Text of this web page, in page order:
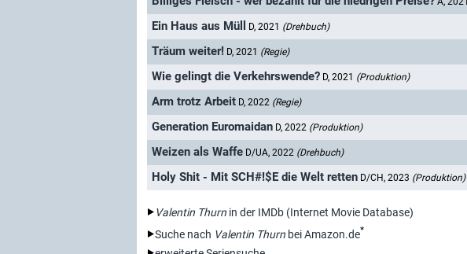
Ein Haus aus Müll D, 2021 (Drehbuch)
Träum weiter! D, 2021 (Regie)
Wie gelingt die Verkehrswende? D, 2021 (Produktion)
Arm trotz Arbeit D, 2022 (Regie)
Generation Euromaidan D, 2022 (Produktion)
Weizen als Waffe D/UA, 2022 (Drehbuch)
Holy Shit - Mit SCH#!$E die Welt retten D/CH, 2023 (Produktion)
Valentin Thurn in der IMDb (Internet Movie Database)
Suche nach Valentin Thurn bei Amazon.de*